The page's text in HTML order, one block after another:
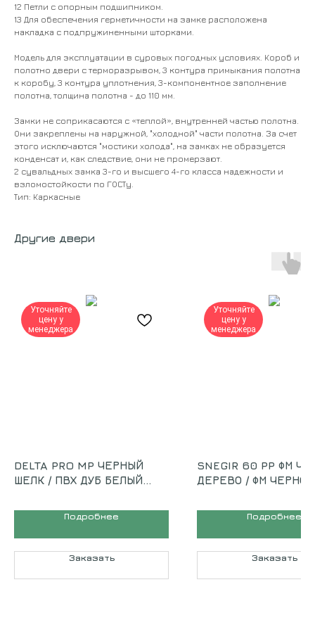
12 Петли с опорным подшипником.
13 Для обеспечения герметичности на замке расположена
накладка с подпружиненными шторками.
Модель для эксплуатации в суровых погодных условиях. Короб и
полотно двери с терморазрывом, 3 контура примыкания полотна
к коробу, 3 контура уплотнения, 3-компонентное заполнение
полотна, толщина полотна - до 110 мм.
Замки не соприкасаются с «теплой», внутренней частью полотна.
Они закреплены на наружной, "холодной" части полотна. За счет
этого исключаются "мостики холода", на замках не образуется
конденсат и, как следствие, они не промерзают.
2 сувальдных замка 3-го и высшего 4-го класса надежности и
взломостойкости по ГОСТу.
Тип: Каркасные
Другие двери
Уточняйте
цену у
менеджера
DELTA PRO MP ЧЕРНЫЙ
ШЕЛК / ПВХ ДУБ БЕЛЫЙ
Подробнее
Заказать
Уточняйте
цену у
менеджера
SNEGIR 60 PP ФМ
ДЕРЕВО / ФМ ЧЕРНОЕ
Подробнее
Заказать